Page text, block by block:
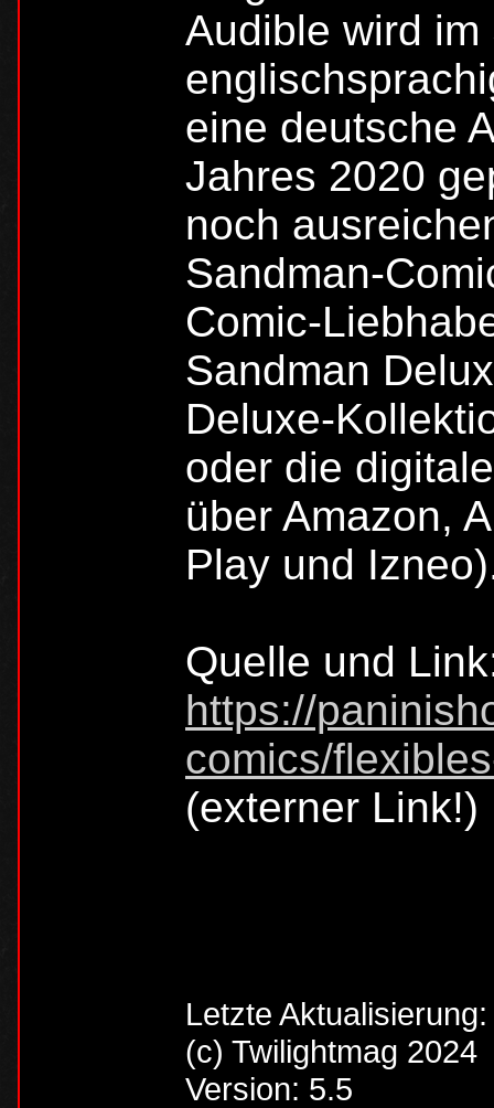
Audible wird
eine deutsche
Jahres 2020
noch
Sandman-
Comic-
Sandman
Deluxe-
oder die
über Amazon,
Play und
Quelle und
https://
comics/
(externer Link!)
Letzte
(c) Twilightmag 2024
Version: 5.5